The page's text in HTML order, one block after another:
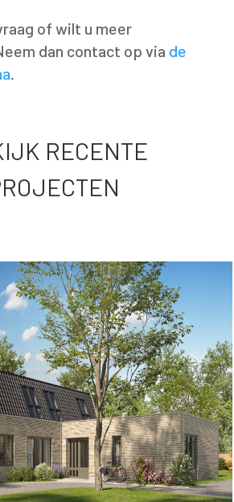
of wilt u meer
dan contact op via de
.
RECENTE